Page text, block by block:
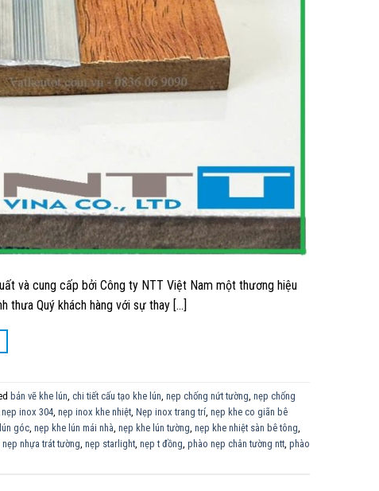
và cung cấp bởi Công ty NTT Việt Nam một thương hiệu
thưa Quý khách hàng với sự thay […]
bản vẽ khe lún chi tiết cấu tạo khe lún nẹp chống nứt tường nẹp chống
nẹp inox 304 nẹp inox khe nhiệt Nẹp inox trang trí nẹp khe co giãn bê
góc nẹp khe lún mái nhà nẹp khe lún tường nẹp khe nhiệt sàn bê tông
nẹp nhựa trát tường nẹp starlight nẹp t đồng phào nẹp chân tường ntt phào